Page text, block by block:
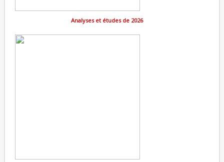
Analyses et études de 2026